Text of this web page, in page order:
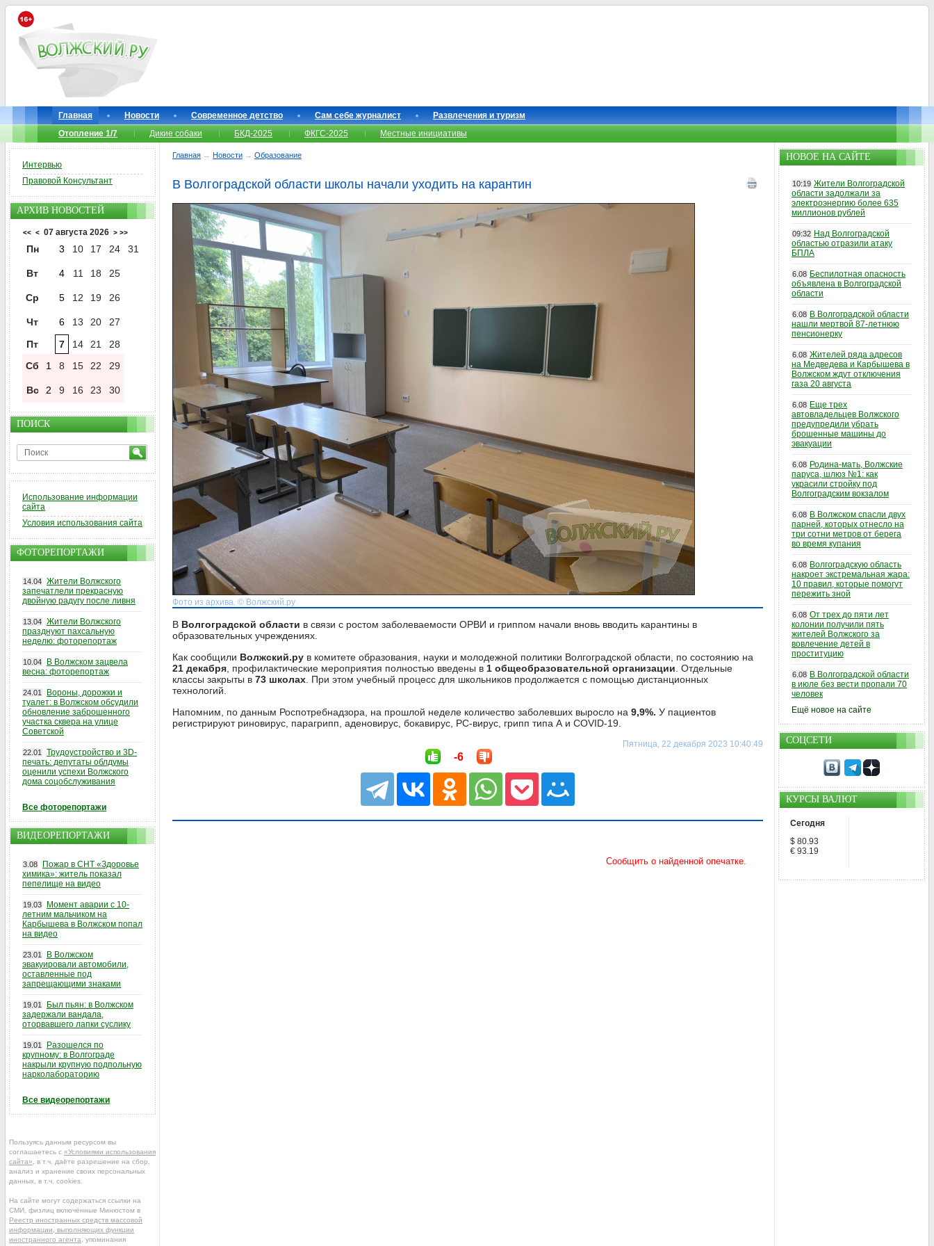
Главная Новости Современное детство Сам себе журналист
Развлечения и туризм
Отопление 1/7
Дикие собаки БКД-2025 ФКГС-2025 Местные инициативы
Главная → Новости → Образование
В Волгоградской области школы начали уходить на карантин
Фото из архива. © Волжский.ру
В Волгоградской области в связи с ростом заболеваемости ОРВИ и гриппом начали вновь вводить карантины в
образовательных учреждениях.
Как сообщили Волжский.ру в комитете образования, науки и молодежной политики Волгоградской области, по состоянию на
21 декабря , профилактические мероприятия полностью введены в 1 общеобразовательной организации . Отдельные
классы закрыты в 73 школах . При этом учебный процесс для школьников продолжается с помощью дистанционных
технологий.
Напомним, по данным Роспотребнадзора, на прошлой неделе количество заболевших выросло на 9,9%. У пациентов
регистрируют риновирус, парагрипп, аденовирус, бокавирус, РС-вирус, грипп типа А и COVID-19.
Пятница, 22 декабря 2023 10:40:49
-6
Интервью
Правовой Консультант
АРХИВ НОВОСТЕЙ
<< < 07 августа 2026 > >>
Пн 3 10 17 24 31
Вт 4 11 18 25
Ср 5 12 19 26
Чт 6 13 20
27
Пт
7 14 21
28
Сб
1 8 15 22 29
Вс 2 9 16 23 30
ПОИСК
Использование информации
сайта
Условия использования сайта
ФОТОРЕПОРТАЖИ
14.04 Жители Волжского
запечатлели прекрасную
двойную радугу после ливня
13.04 Жители Волжского
празднуют пахсальную
неделю: фоторепортаж
10.04
В Волжском зацвела
весна: фоторепортаж
24.01
Вороны, дорожки и
туалет: в Волжском обсудили
обновление заброшенного
участка сквера на улице
Советской
22.01
Трудоустройство и 3D-
печать: депутаты облдумы
оценили успехи Волжского
дома соцобслуживания
Все фоторепортажи
ВИДЕОРЕПОРТАЖИ
3.08
Пожар в СНТ «Здоровье
химика»: житель показал
пепелище на видео
19.03
Момент аварии с 10-
летним мальчиком на
Карбышева в Волжском попал
на видео
23.01
В Волжском
эвакуировали автомобили,
оставленные под
запрещающими знаками
19.01
Был пьян: в Волжском
задержали вандала,
оторвавшего лапки суслику
19.01
Разошелся по
крупному: в Волгограде
накрыли крупную подпольную
нарколабораторию
Все видеорепортажи
Пользуясь данным ресурсом вы
соглашаетесь с «Условиями использования
сайта» , в т.ч. даёте разрешение на сбор,
анализ и хранение своих персональных
данных, в т.ч. cookies.
На сайте могут содержаться ссылки на
СМИ, физлиц включённые Минюстом в
Реестр иностранных средств массовой
информации, выполняющих функции
иностранного агента , упоминания
НОВОЕ НА САЙТЕ
10:19 Жители Волгоградской
области задолжали за
электроэнергию более 635
миллионов рублей
09:32 Над Волгоградской
областью отразили атаку
БПЛА
6.08 Беспилотная опасность
объявлена в Волгоградской
области
6.08 В Волгоградской области
нашли мертвой 87-летнюю
пенсионерку
6.08 Жителей ряда адресов
на Медведева и Карбышева в
Волжском ждут отключения
газа 20 августа
6.08 Еще трех
автовладельцев Волжского
предупредили убрать
брошенные машины до
эвакуации
6.08 Родина-мать, Волжские
паруса, шлюз №1: как
украсили стройку под
Волгоградским вокзалом
6.08 В Волжском спасли двух
парней, которых отнесло на
три сотни метров от берега
во время купания
6.08 Волгоградскую область
накроет экстремальная жара:
10 правил, которые помогут
пережить зной
6.08 От трех до пяти лет
колонии получили пять
жителей Волжского за
вовлечение детей в
проституцию
6.08 В Волгоградской области
в июле без вести пропали 70
человек
Ещё новое на сайте
СОЦСЕТИ
КУРСЫ ВАЛЮТ
Сегодня
$ 80.93
€ 93.19